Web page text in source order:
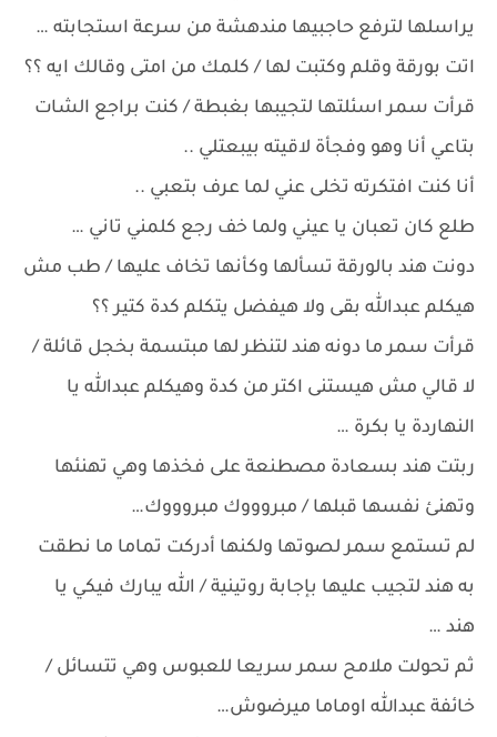
يراسلها لترفع حاجبيها مندهشة من سرعة استجابته …
اتت بورقة وقلم وكتبت لها / كلمك من امتى وقالك ايه ؟؟
قرأت سمر اسئلتها لتجيبها بغبطة / كنت براجع الشات
بتاعي أنا وهو وفجأة لاقيته بيبعتلي ..
أنا كنت افتكرته تخلى عني لما عرف بتعبي ..
طلع كان تعبان يا عيني ولما خف رجع كلمني تاني …
دونت هند بالورقة تسألها وكأنها تخاف عليها / طب مش
هيكلم عبدالله بقى ولا هيفضل يتكلم كدة كتير ؟؟
قرأت سمر ما دونه هند لتنظر لها مبتسمة بخجل قائلة /
لا قالي مش هيستنى اكتر من كدة وهيكلم عبدالله يا
النهاردة يا بكرة …
ربتت هند بسعادة مصطنعة على فخذها وهي تهنئها
وتهنئ نفسها قبلها / مبروووك مبروووك…
لم تستمع سمر لصوتها ولكنها أدركت تماما ما نطقت
به هند لتجيب عليها بإجابة روتينية / الله يبارك فيكي يا
هند …
ثم تحولت ملامح سمر سريعا للعبوس وهي تتسائل /
خائفة عبدالله اوماما ميرضوش…